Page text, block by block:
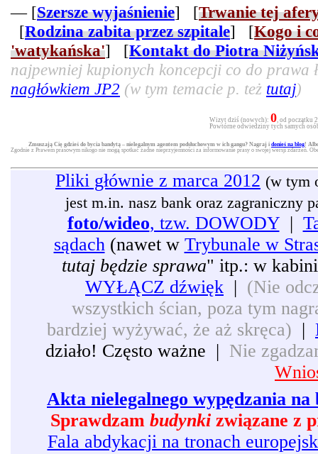
— [Szersze wyjaśnienie] [Trwanie tej
[Rodzina zabita przez szpitale] [Kogo i
'watykańska'] [Kontakt do Piotra
najpewniej kupionych koncepcji co do
nagłówkiem JP2 (w tym temacie p. też tutaj)
Wizyt dziś (nowych): 0, od początku
Powtórne odwiedziny tych samych
Zmuszają Cię gdzieś do bycia bandytą – nielegalnym agentem podsłuchowym w ich gangu? Nagraj i donieś na blog!
Zgodnie z Prawem prasowym nikogo nie mogą spotkać żadne nieprzyjemności za informowanie prasy o swojej wersji zdarzeń.
Pliki głównie z marca 2012 (w tym
jest m.in. nasz bank oraz zagraniczny
foto/wideo, tzw. DOWODY|
sądach(nawet w Trybunale w
tutaj będzie sprawa" itp.: w
WYŁĄCZ dźwięk | (Nie
wszystkich ścian, poza tym
bardziej wyżywać, że aż skręca) |
działo! Często ważne | Nie
Akta nielegalnego wypędzania
Sprawdzam budynkizwiązane z
Fala abdykacji na tronach